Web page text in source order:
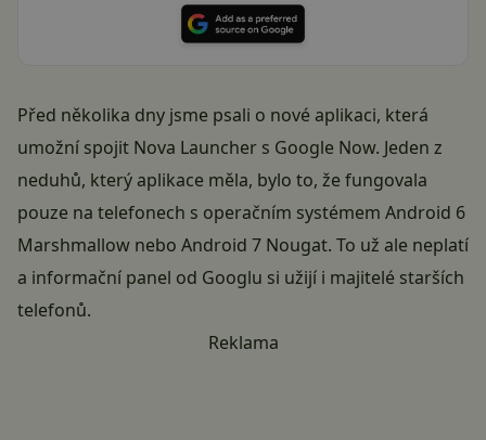
Před několika dny jsme psali o nové aplikaci, která
umožní spojit Nova Launcher s Google Now. Jeden z
neduhů, který aplikace měla, bylo to, že fungovala
pouze na telefonech s operačním systémem Android 6
Marshmallow nebo Android 7 Nougat. To už ale neplatí
a informační panel od Googlu si užijí i majitelé starších
telefonů.
Reklama